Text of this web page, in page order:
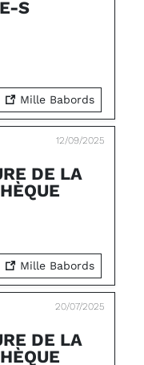
S
Mille Babords
12/09/2025
DE LA
Mille Babords
20/07/2025
DE LA